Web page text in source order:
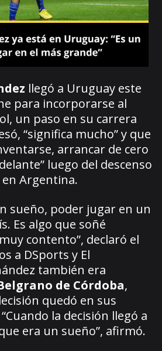
llegó a Uruguay este
para incorporarse al
un paso en su carrera
“significa mucho” y que
arrancar de cero
luego del descenso
en Argentina.
sueño, poder jugar en un
Es algo que soñé
contento”, declaró el
a DSports y El
también era
de Córdoba,
quedó en sus
la decisión llegó a
era un sueño”, afirmó.